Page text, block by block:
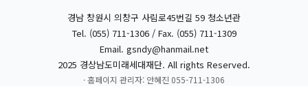
경남 창원시 의창구 사림로45번길 59 청소년관
Tel. (055) 711-1306 / Fax. (055) 711-1309
Email. gsndy@hanmail.net
2025 경상남도미래세대재단. All rights Reserved.
· 홈페이지 관리자: 안혜진 055-711-1306